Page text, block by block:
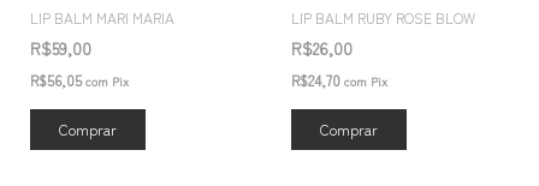
LIP BALM MARI MARIA
R$59,00
R$56,05com Pix
Comprar
LIP BALM RUBY ROSE BLOW
R$26,00
R$24,70 com Pix
Comprar